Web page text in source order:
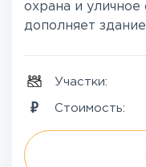
охрана и
дополняет здание
Участки:
Стоимость: